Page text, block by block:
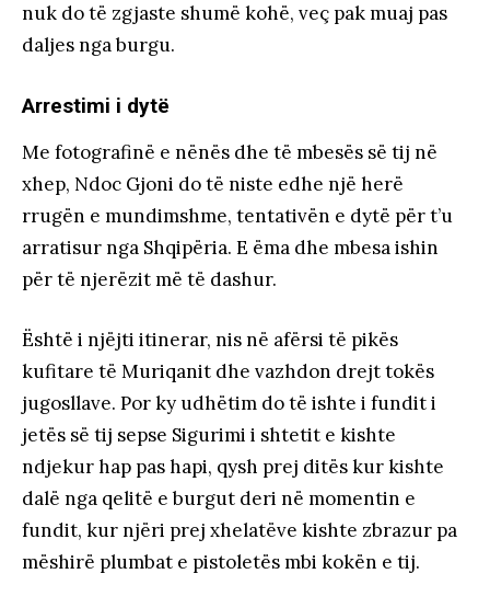
nuk do të zgjaste shumë kohë, veç pak muaj pas
daljes nga burgu.
Arrestimi i dytë
Me fotografinë e nënës dhe të mbesës së tij në
xhep, Ndoc Gjoni do të niste edhe një herë
rrugën e mundimshme, tentativën e dytë për t’u
arratisur nga Shqipëria. E ëma dhe mbesa ishin
për të njerëzit më të dashur.
Është i njëjti itinerar, nis në afërsi të pikës
kufitare të Muriqanit dhe vazhdon drejt tokës
jugosllave. Por ky udhëtim do të ishte i fundit i
jetës së tij sepse Sigurimi i shtetit e kishte
ndjekur hap pas hapi, qysh prej ditës kur kishte
dalë nga qelitë e burgut deri në momentin e
fundit, kur njëri prej xhelatëve kishte zbrazur pa
mëshirë plumbat e pistoletës mbi kokën e tij.